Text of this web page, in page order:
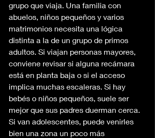
grupo que viaja. Una familia con
abuelos, niños pequeños y varios
matrimonios necesita una lógica
distinta a la de un grupo de primos
adultos. Si viajan personas mayores,
conviene revisar si alguna recámara
está en planta baja o si el acceso
implica muchas escaleras. Si hay
bebés o niños pequeños, suele ser
mejor que sus padres duerman cerca.
Si van adolescentes, puede venirles
bien una zona un poco más